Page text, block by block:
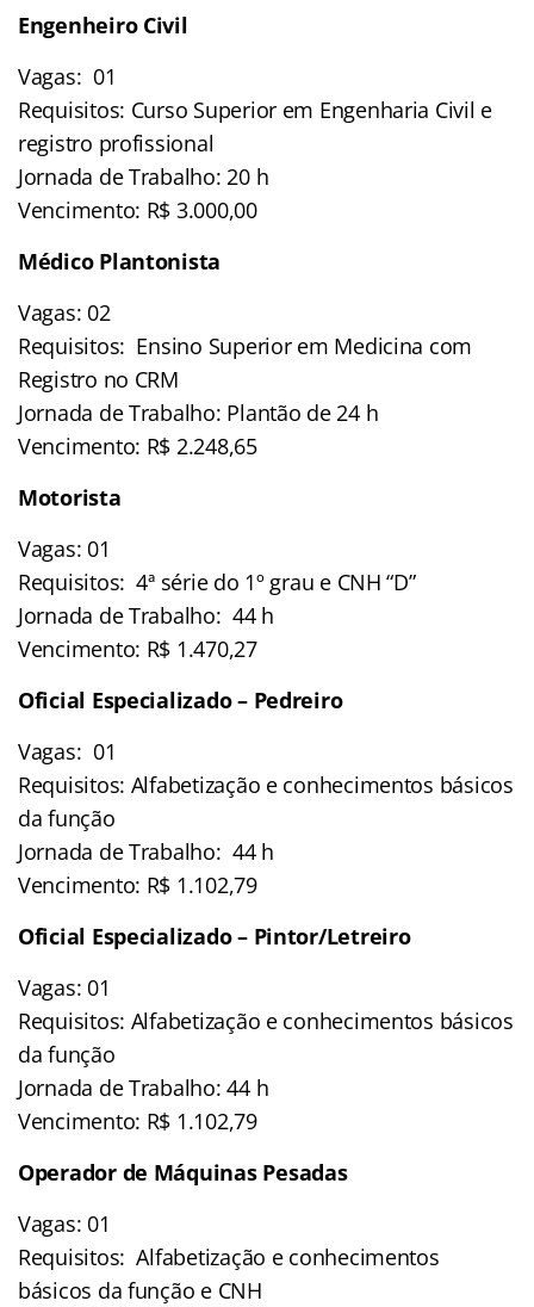
Engenheiro Civil
Vagas: 01
Requisitos: Curso Superior em Engenharia Civil e
registro profissional
Jornada de Trabalho: 20 h
Vencimento: R$ 3.000,00
Médico Plantonista
Vagas: 02
Requisitos: Ensino Superior em Medicina com
Registro no CRM
Jornada de Trabalho: Plantão de 24 h
Vencimento: R$ 2.248,65
Motorista
Vagas: 01
Requisitos: 4ª série do 1º grau e CNH “D”
Jornada de Trabalho: 44 h
Vencimento: R$ 1.470,27
Oficial Especializado – Pedreiro
Vagas: 01
Requisitos: Alfabetização e conhecimentos básicos
da função
Jornada de Trabalho: 44 h
Vencimento: R$ 1.102,79
Oficial Especializado – Pintor/Letreiro
Vagas: 01
Requisitos: Alfabetização e conhecimentos básicos
da função
Jornada de Trabalho: 44 h
Vencimento: R$ 1.102,79
Operador de Máquinas Pesadas
Vagas: 01
Requisitos: Alfabetização e conhecimentos
básicos da função e CNH